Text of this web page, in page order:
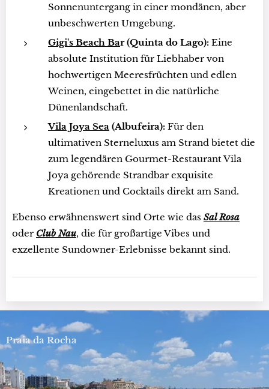
Sonnenuntergang in einer mondänen, aber
unbeschwerten Umgebung.
Gigi's Beach Bar (Quinta do Lago): Eine
absolute Institution für Liebhaber von
hochwertigen Meeresfrüchten und edlen
Weinen, eingebettet in die natürliche
Dünenlandschaft.
Vila Joya Sea (Albufeira): Für den
ultimativen Sterneluxus am Strand bietet die
zum legendären Gourmet-Restaurant Vila
Joya gehörende Strandbar exquisite
Kreationen und Cocktails direkt am Sand.
Ebenso erwähnenswert sind Orte wie das Sal Rosa
oder Club Nau, die für großartige Vibes und
exzellente Sundowner-Erlebnisse bekannt sind.
Praia da Rocha